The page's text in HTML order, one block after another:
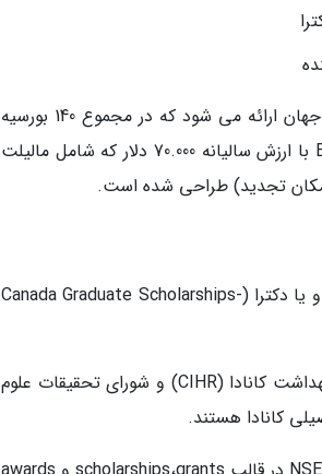
هر سال تعداد 70 بورسیه تحصیلی کانادا به متقاضیان واجد شرایط در سراسر جهان ارائه می شود که در مجموع 140 بورسیه
تحصیلی در این گروه به طور همزمان فعال می باشد. بورسیه تحصیلی Banting با ارزش سالیانه 70.000 دلار که شامل مالیلت
تجدید) طراحی شده است.
یکی دیگر از بورسیه های تحصیلی دانشجویان کانادایی در مقطع فوق لیسانس و یا دکترا (Canada Graduate Scholarships-
شورای تحقیقات علوم طبیعی و مهندسی کانادا (NSERC)، موسسه تحقیقاتی بهداشت کانادا (CIHR) و شورای تحقیقات علوم